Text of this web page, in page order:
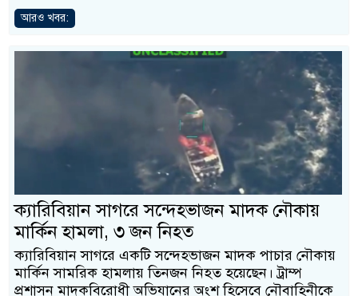
আরও খবর:
ক্যারিবিয়ান সাগরে সন্দেহভাজন মাদক নৌকায়
মার্কিন হামলা, ৩ জন নিহত
ক্যারিবিয়ান সাগরে একটি সন্দেহভাজন মাদক পাচার নৌকায়
মার্কিন সামরিক হামলায় তিনজন নিহত হয়েছেন। ট্রাম্প
প্রশাসন মাদকবিরোধী অভিযানের অংশ হিসেবে নৌবাহিনীকে